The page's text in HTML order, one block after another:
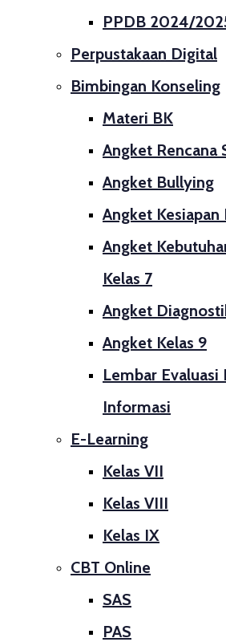
PPDB 2024/
Perpustakaan Digital
Bimbingan Konseling
Materi BK
Angket Rencana
Angket Bullying
Angket Kesiapan
Angket
Kelas 7
Angket
Angket Kelas 9
Lembar Evaluasi
Informasi
E-Learning
Kelas VII
Kelas VIII
Kelas IX
CBT Online
SAS
PAS